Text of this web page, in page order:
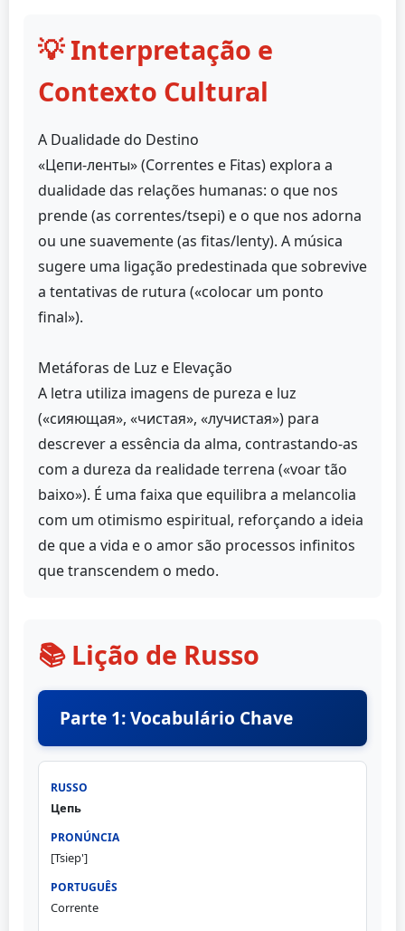
💡 Interpretação e
Contexto Cultural
A Dualidade do Destino
«Цепи-ленты» (Correntes e Fitas) explora a
dualidade das relações humanas: o que nos
prende (as correntes/tsepi) e o que nos adorna
ou une suavemente (as fitas/lenty). A música
sugere uma ligação predestinada que sobrevive
a tentativas de rutura («colocar um ponto
final»).
Metáforas de Luz e Elevação
A letra utiliza imagens de pureza e luz
(«сияющая», «чистая», «лучистая») para
descrever a essência da alma, contrastando-as
com a dureza da realidade terrena («voar tão
baixo»). É uma faixa que equilibra a melancolia
com um otimismo espiritual, reforçando a ideia
de que a vida e o amor são processos infinitos
que transcendem o medo.
📚 Lição de Russo
Parte 1: Vocabulário Chave
Цепь
[Tsiep']
Corrente